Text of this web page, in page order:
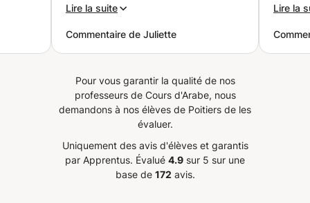
bienveillant et très pédagogue. Le
d’apporter de la logique et un
contexte historique aux
des mots ou des conjugaisons. Il
a une approche qui lui est propre
et qui permet, en tant
que l’on apprend et donc de
mieux retenir. Je conseille et
Lire la suite
Commentaire de Juliette
Lire la
Pour vous garantir la qualité de nos
professeurs de Cours d'Arabe, nous
demandons à nos élèves de Poitiers de les
évaluer.
Uniquement des avis d'élèves et garantis
par Apprentus. Évalué 4.9 sur 5 sur une
base de 172 avis.